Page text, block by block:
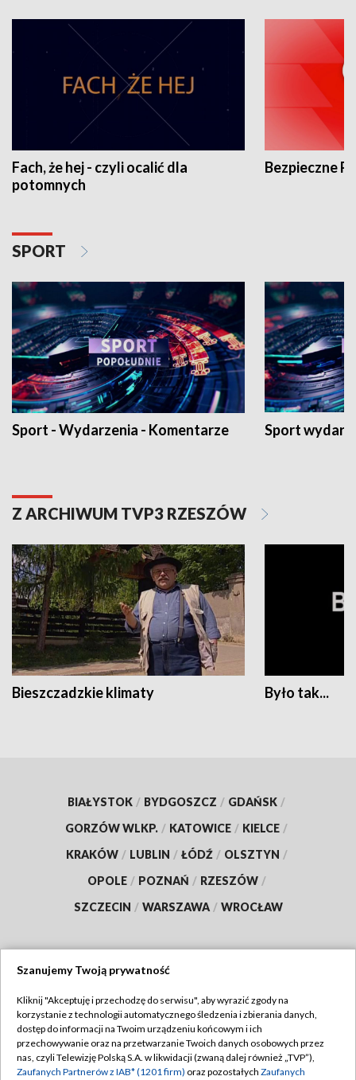
Fach, że hej - czyli ocalić dla
potomnych
Bezpieczne
SPORT
Sport - Wydarzenia - Komentarze Sport
Z ARCHIWUM TVP3 RZESZÓW
Bieszczadzkie klimaty Było tak...
BIAŁYSTOK / BYDGOSZCZ / GDAŃSK /
GORZÓW WLKP. / KATOWICE / KIELCE /
KRAKÓW / LUBLIN / ŁÓDŹ / OLSZTYN /
OPOLE / POZNAŃ / RZESZÓW /
SZCZECIN / WARSZAWA / WROCŁAW
TVP
Abonament TVP
Emisja w TVP
Regulamin TVP
Polityka prywatności
Szanujemy Twoją prywatność
Kliknij "Akceptuję i przechodzę do serwisu", aby wyrazić zgody na
korzystanie z technologii automatycznego śledzenia i zbierania danych,
dostęp do informacji na Twoim urządzeniu końcowym i ich
przechowywanie oraz na przetwarzanie Twoich danych osobowych przez
nas, czyli Telewizję Polską S.A. w likwidacji (zwaną dalej również „TVP”),
Zaufanych Partnerów z IAB* (1201 firm) oraz pozostałych Zaufanych